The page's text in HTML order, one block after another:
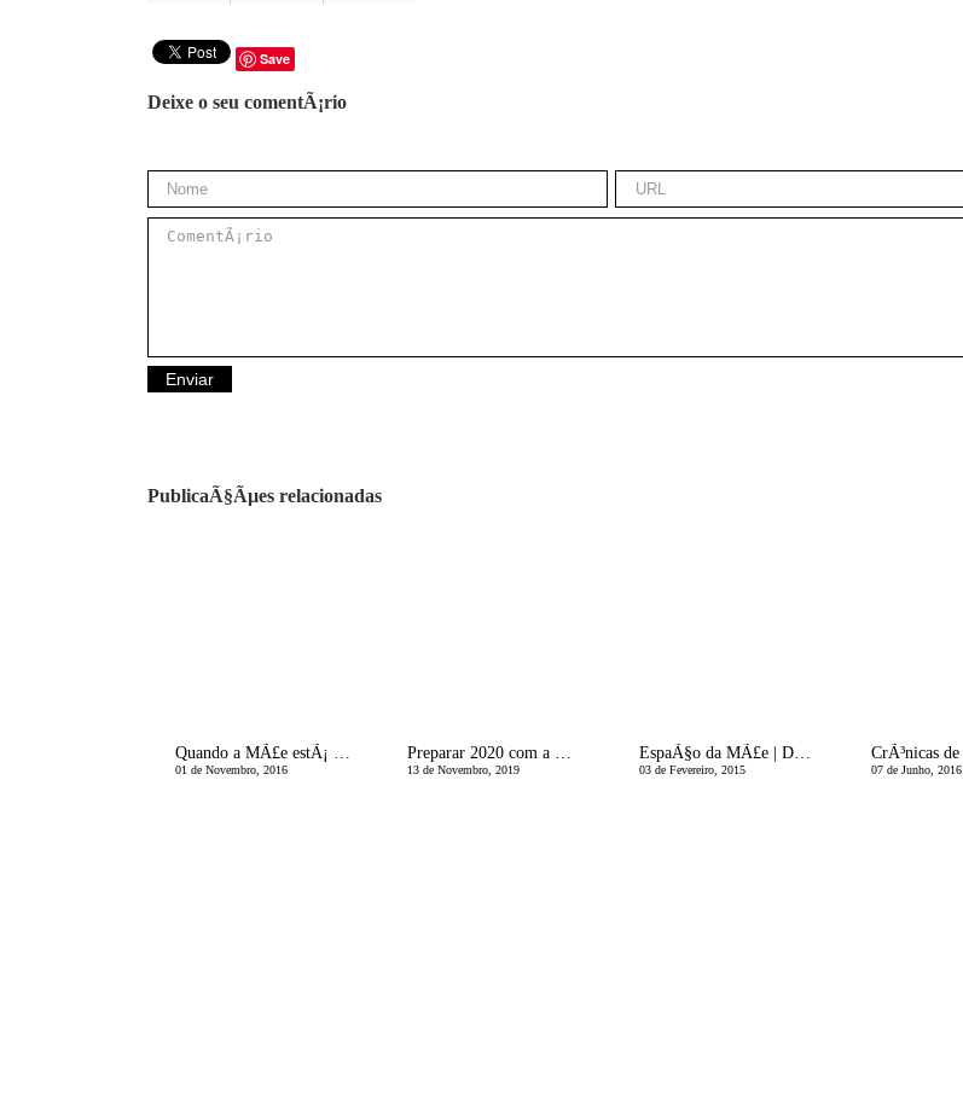
Save
Deixe o seu comentÃ¡rio
PublicaÃ§Ãµes relacionadas
Quando a MÃ£e estÃ¡ doente
01 de Novembro, 2016
Preparar 2020 com a Mr. Wonderful e um Giveaway
13 de Novembro, 2019
EspaÃ§o da MÃ£e | Da Dor da Perda
03 de Fevereiro, 2015 07 de Junho, 2016